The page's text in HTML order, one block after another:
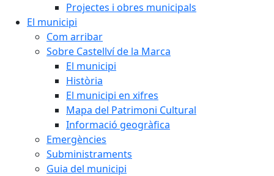
Projectes i obres municipals
El municipi
Com arribar
Sobre Castellví de la Marca
El municipi
Història
El municipi en xifres
Mapa del Patrimoni Cultural
Informació geogràfica
Emergències
Subministraments
Guia del municipi